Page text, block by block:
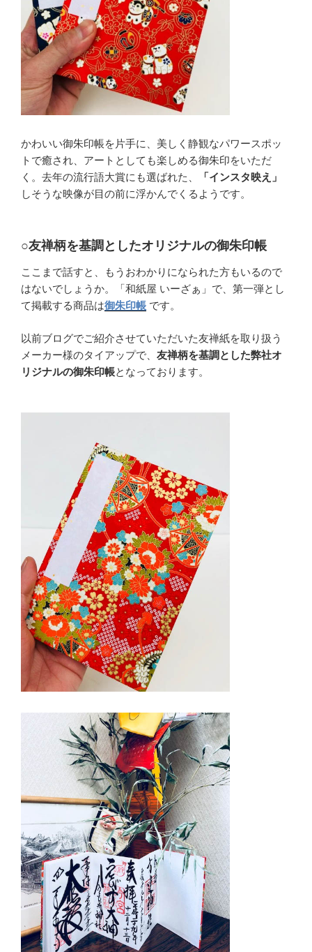
かわいい御朱印帳を片手に、美しく静観なパワースポッ
トで癒され、アートとしても楽しめる御朱印をいただ
く。去年の流行語大賞にも選ばれた、
「インスタ映え」
しそうな映像が目の前に浮かんでくるようです。
○友禅柄を基調としたオリジナルの御朱印帳
ここまで話すと、もうおわかりになられた方もいるので
はないでしょうか。「和紙屋 いーざぁ」で、第一弾とし
て掲載する商品は御朱印帳 です。
以前ブログでご紹介させていただいた友禅紙を取り扱う
メーカー様のタイアップで、 友禅柄を基調とした弊社オ
リジナルの御朱印帳となっております。